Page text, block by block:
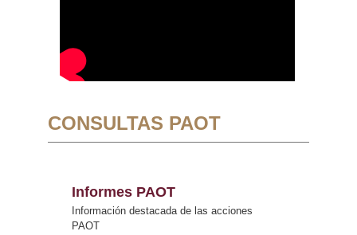
CONSULTAS PAOT
Informes PAOT
Información destacada de las acciones
PAOT